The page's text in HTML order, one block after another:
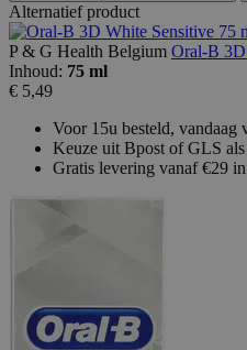
Alternatief product
P & G Health Belgium Oral-B
Inhoud: 75 ml
€ 5,49
Voor 15u besteld, vandaag
Keuze uit Bpost of GLS als
Gratis levering vanaf €29